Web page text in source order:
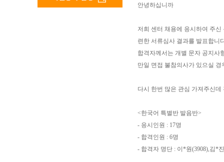
안녕하십니까
저희 센터 채용에 응시하여 주
련한 서류심사 결과를 발표합니
합격자께서는 개별 문자 공지사
만일 면접 불참의사가 있으실 경
다시 한번 많은 관심 가져주신
<한국어 특별반 발음반>
- 응시인원 : 17명
- 합격인원 : 6명
- 합격자 명단 : 이*원(3908),김*